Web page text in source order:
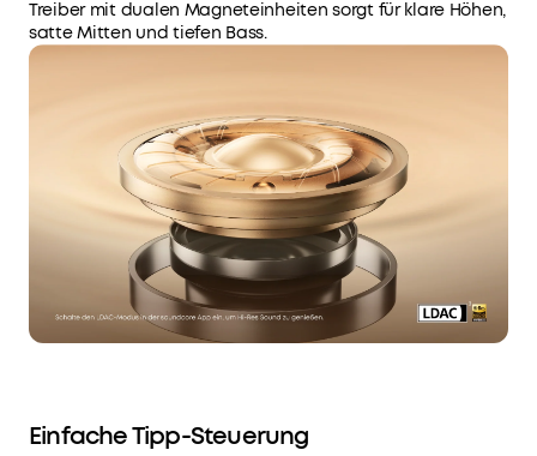
Treiber mit dualen Magneteinheiten sorgt für klare Höhen,
satte Mitten und tiefen Bass.
Einfache Tipp-Steuerung